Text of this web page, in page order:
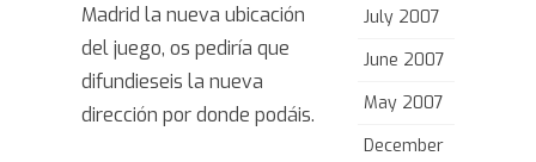
Madrid la nueva ubicación
del juego, os pediría que
difundieseis la nueva
dirección por donde podáis.
July 2007
June 2007
May 2007
December